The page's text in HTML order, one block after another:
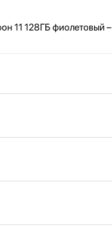
11 128ГБ фиолетовый